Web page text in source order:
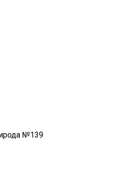
№139